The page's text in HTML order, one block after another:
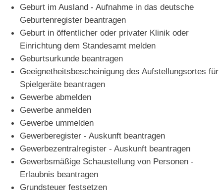
Geburt im Ausland - Aufnahme in das deutsche
Geburtenregister beantragen
Geburt in öffentlicher oder privater Klinik oder
Einrichtung dem Standesamt melden
Geburtsurkunde beantragen
Geeignetheitsbescheinigung des Aufstellungsortes für
Spielgeräte beantragen
Gewerbe abmelden
Gewerbe anmelden
Gewerbe ummelden
Gewerberegister - Auskunft beantragen
Gewerbezentralregister - Auskunft beantragen
Gewerbsmäßige Schaustellung von Personen -
Erlaubnis beantragen
Grundsteuer festsetzen